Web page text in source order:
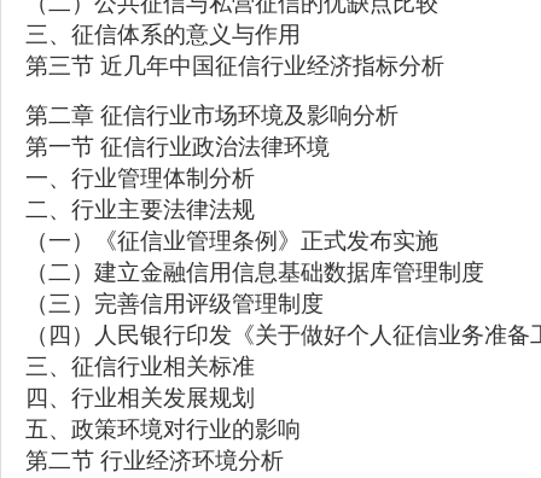
三、征信体系的意义与作用
第三节 近几年中国征信行业经济指标分析
第二章 征信行业市场环境及影响分析
第一节 征信行业政治法律环境
一、行业管理体制分析
二、行业主要法律法规
（一）《征信业管理条例》正式发布实施
（二）建立金融信用信息基础数据库管理制度
（三）完善信用评级管理制度
（四）人民银行印发《关于做好个人征信业务准备
三、征信行业相关标准
四、行业相关发展规划
五、政策环境对行业的影响
第二节 行业经济环境分析